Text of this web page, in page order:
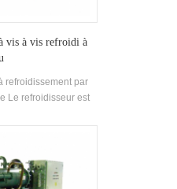
vis à vis refroidi à
refroidissement par
Le refroidisseur est
Il faut une gamme
différente et
Marque: H'STARS